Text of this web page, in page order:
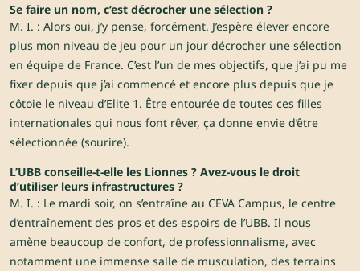
Se faire un nom, c’est décrocher une sélection ?
M. I. : Alors oui, j’y pense, forcément. J’espère élever encore
plus mon niveau de jeu pour un jour décrocher une sélection
en équipe de France. C’est l’un de mes objectifs, que j’ai pu me
fixer depuis que j’ai commencé et encore plus depuis que je
côtoie le niveau d’Elite 1. Être entourée de toutes ces filles
internationales qui nous font rêver, ça donne envie d’être
sélectionnée (sourire).
L’UBB conseille-t-elle les Lionnes ? Avez-vous le droit
d’utiliser leurs infrastructures ?
M. I. : Le mardi soir, on s’entraîne au CEVA Campus, le centre
d’entraînement des pros et des espoirs de l’UBB. Il nous
amène beaucoup de confort, de professionnalisme, avec
notamment une immense salle de musculation, des terrains